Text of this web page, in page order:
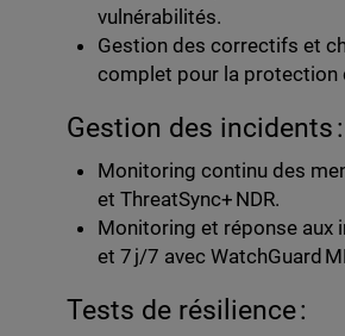
vulnérabilités.
Gestion des correctifs et
complet pour la protection
Gestion des incidents :
Monitoring continu des
et ThreatSync+ NDR.
Monitoring et réponse aux
et 7 j/7 avec WatchGuard
Tests de résilience :